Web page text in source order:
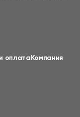
оплатаКомпания